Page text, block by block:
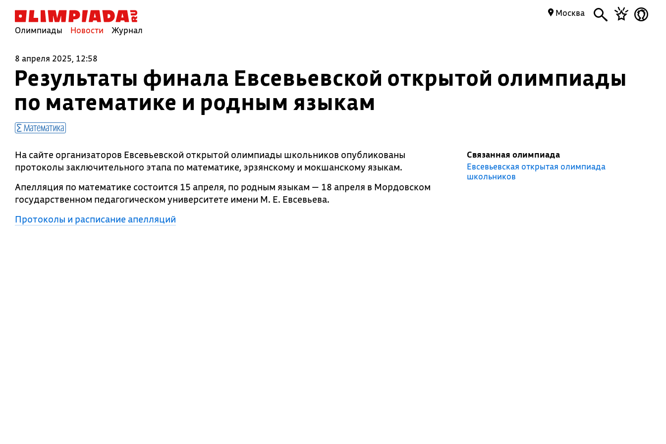
Олимпиады Новости Журнал
Москва
8 апреля 2025, 12:58
Результаты финала Евсевьевской открытой олимпиады
по математике и родным языкам
Математика
На сайте организаторов Евсевьевской открытой олимпиады школьников опубликованы
протоколы заключительного этапа по математике, эрзянскому и мокшанскому языкам.
Апелляция по математике состоится 15 апреля, по родным языкам — 18 апреля в Мордовском
государственном педагогическом университете имени М. Е. Евсевьева.
Протоколы и расписание апелляций
Связанная олимпиада
Евсевьевская открытая олимпиада
школьников